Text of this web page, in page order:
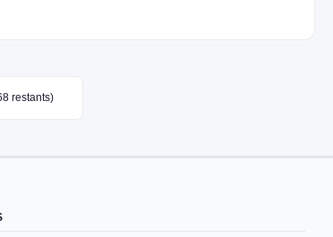
restants)